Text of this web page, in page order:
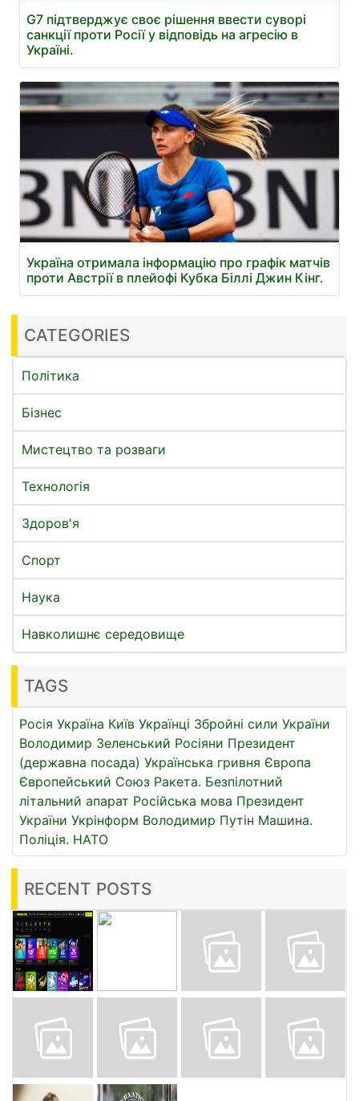
G7 підтверджує своє рішення ввести суворі
санкції проти Росії у відповідь на агресію в
Україні.
Україна отримала інформацію про графік матчів
проти Австрії в плейофі Кубка Біллі Джин Кінг.
CATEGORIES
Політика
Бізнес
Мистецтво та розваги
Технологія
Здоров'я
Спорт
Наука
Навколишнє середовище
TAGS
Росія Україна Київ Українці Збройні сили України
Володимир Зеленський Росіяни Президент
(державна посада) Українська гривня Європа
Європейський Союз Ракета. Безпілотний
літальний апарат Російська мова Президент
України Укрінформ Володимир Путін Машина.
Поліція. НАТО
RECENT POSTS